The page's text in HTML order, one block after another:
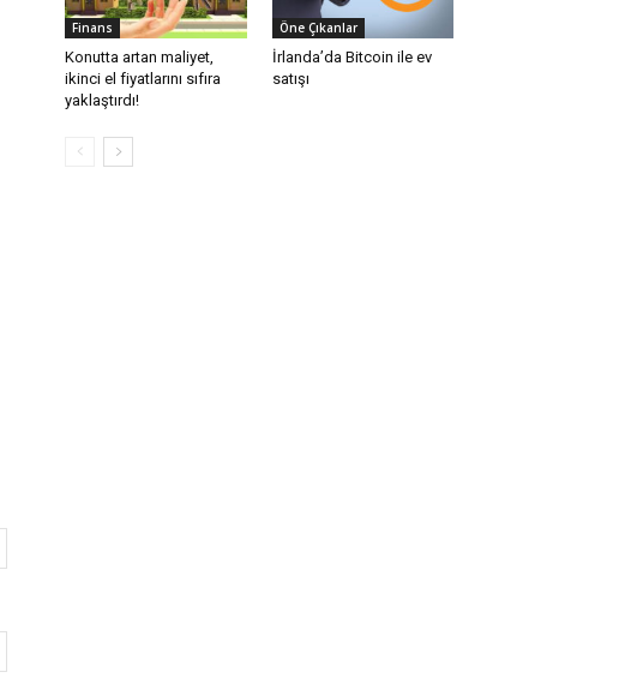
Finans
Konutta artan maliyet,
ikinci el fiyatlarını sıfıra
yaklaştırdı!
Öne Çıkanlar
İrlanda’da Bitcoin ile ev
satışı